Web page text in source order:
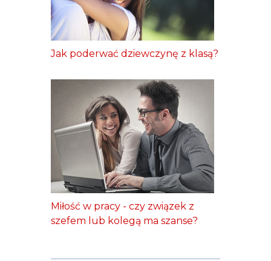
Jak poderwać dziewczynę z klasą?
Miłość w pracy - czy związek z
szefem lub kolegą ma szanse?